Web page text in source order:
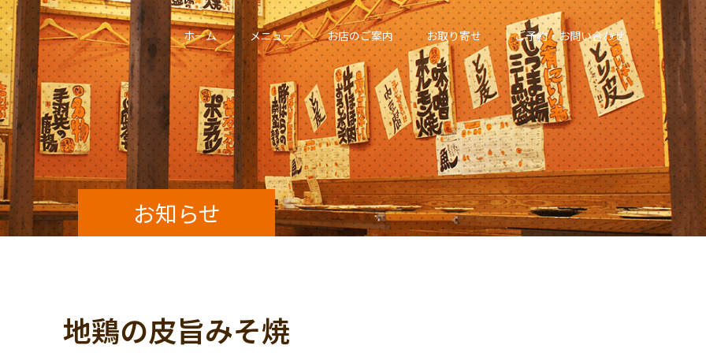
ホーム メニュー お店のご案内 お取り寄せ ご予約・お問い合わせ
お知らせ
地鶏の皮旨みそ焼